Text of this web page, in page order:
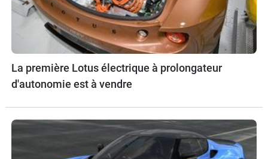
La première Lotus électrique à prolongateur
d'autonomie est à vendre